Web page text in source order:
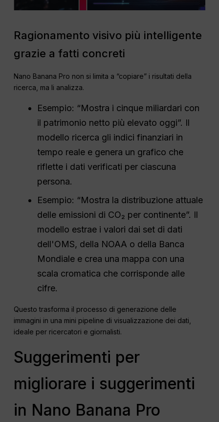
Ragionamento visivo più intelligente
grazie a fatti concreti
Nano Banana Pro non si limita a “copiare” i risultati della
ricerca, ma li analizza.
Esempio: “Mostra i cinque miliardari con
il patrimonio netto più elevato oggi”. Il
modello ricerca gli indici finanziari in
tempo reale e genera un grafico che
riflette i dati verificati per ciascuna
persona.
Esempio: “Mostra la distribuzione attuale
delle emissioni di CO₂ per continente”. Il
modello estrae i valori dai set di dati
dell'OMS, della NOAA o della Banca
Mondiale e crea una mappa con una
scala cromatica che corrisponde alle
cifre.
Questo trasforma il processo di generazione delle
immagini in una mini pipeline di visualizzazione dei dati,
ideale per ricercatori e giornalisti.
Suggerimenti per
migliorare i suggerimenti
in Nano Banana Pro